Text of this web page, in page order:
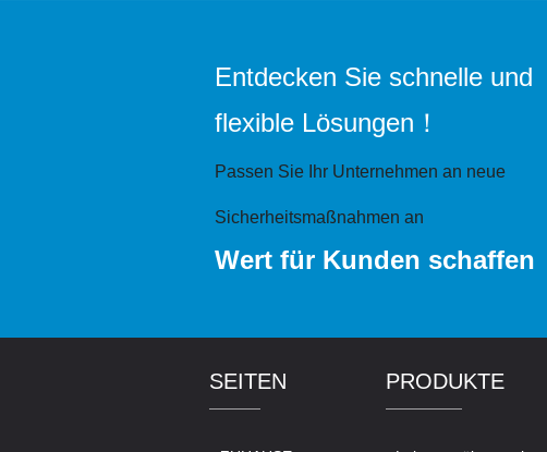
Entdecken Sie schnelle und
flexible Lösungen！
Passen Sie Ihr Unternehmen an neue
Sicherheitsmaßnahmen an
Wert für Kunden schaffen
SEITEN PRODUKTE